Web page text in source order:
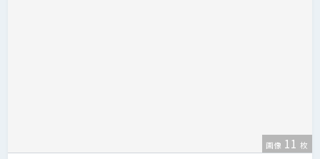
画像 11 枚